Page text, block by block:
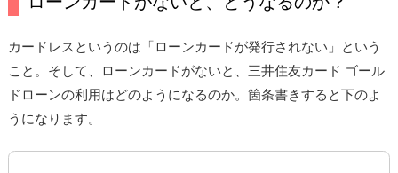
カードレスというのは「ローンカードが発行されない」という
こと。そして、ローンカードがないと、三井住友カード ゴール
ドローンの利用はどのようになるのか。箇条書きすると下のよ
うになります。